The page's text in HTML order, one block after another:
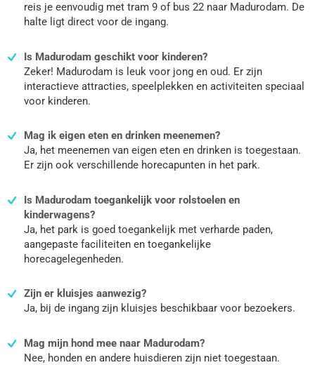
reis je eenvoudig met tram 9 of bus 22 naar Madurodam. De
halte ligt direct voor de ingang.
Is Madurodam geschikt voor kinderen?
Zeker! Madurodam is leuk voor jong en oud. Er zijn
interactieve attracties, speelplekken en activiteiten speciaal
voor kinderen.
Mag ik eigen eten en drinken meenemen?
Ja, het meenemen van eigen eten en drinken is toegestaan.
Er zijn ook verschillende horecapunten in het park.
Is Madurodam toegankelijk voor rolstoelen en
kinderwagens?
Ja, het park is goed toegankelijk met verharde paden,
aangepaste faciliteiten en toegankelijke
horecagelegenheden.
Zijn er kluisjes aanwezig?
Ja, bij de ingang zijn kluisjes beschikbaar voor bezoekers.
Mag mijn hond mee naar Madurodam?
Nee, honden en andere huisdieren zijn niet toegestaan.